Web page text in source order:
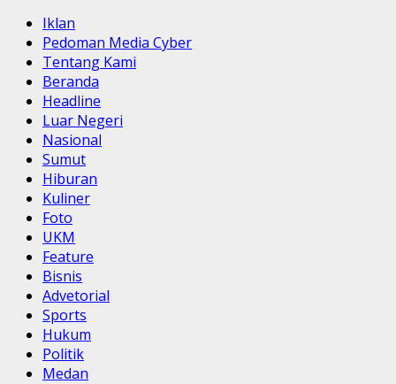
Iklan
Pedoman Media Cyber
Tentang Kami
Beranda
Headline
Luar Negeri
Nasional
Sumut
Hiburan
Kuliner
Foto
UKM
Feature
Bisnis
Advetorial
Sports
Hukum
Politik
Medan